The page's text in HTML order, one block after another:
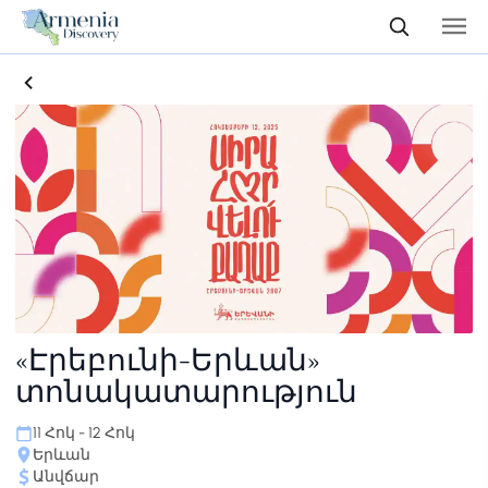
«Էրեբունի-Երևան»
տոնակատարություն
11 Հոկ - 12 Հոկ
Երևան
Անվճար